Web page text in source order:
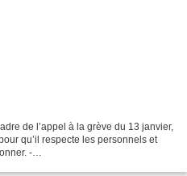
de l’appel à la grève du 13 janvier,
qu’il respecte les personnels et
-